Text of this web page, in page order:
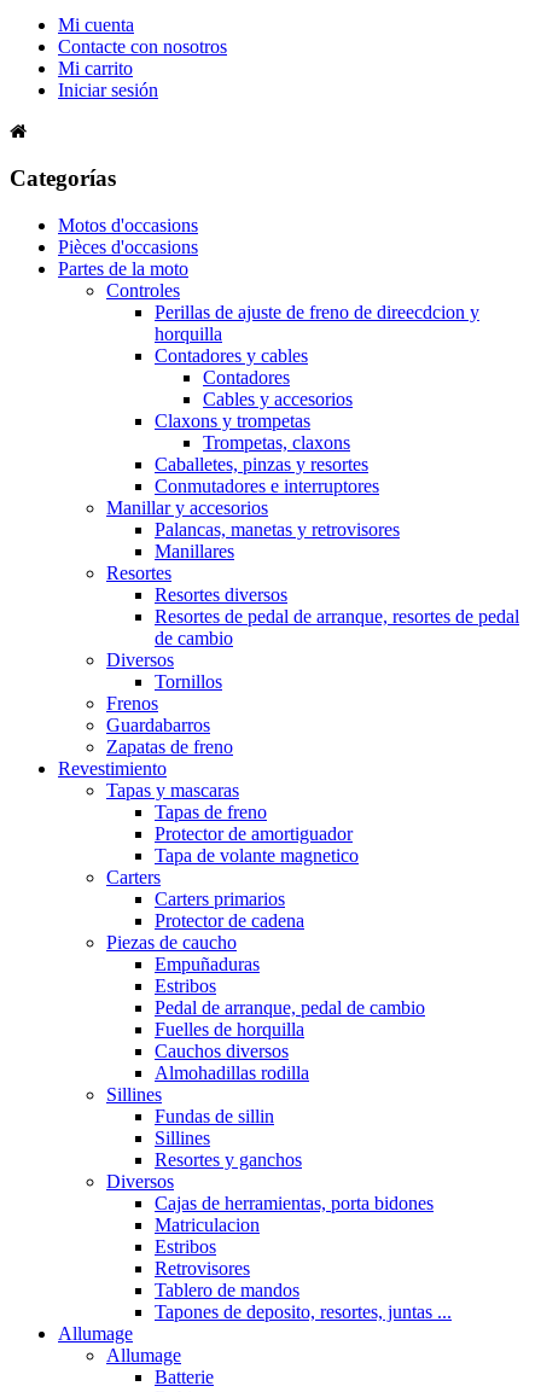
Mi cuenta
Contacte con nosotros
Mi carrito
Iniciar sesión
Categorías
Motos d'occasions
Pièces d'occasions
Partes de la moto
Controles
Perillas de ajuste de freno de direecdcion y
horquilla
Contadores y cables
Contadores
Cables y accesorios
Claxons y trompetas
Trompetas, claxons
Caballetes, pinzas y resortes
Conmutadores e interruptores
Manillar y accesorios
Palancas, manetas y retrovisores
Manillares
Resortes
Resortes diversos
Resortes de pedal de arranque, resortes de pedal
de cambio
Diversos
Tornillos
Frenos
Guardabarros
Zapatas de freno
Revestimiento
Tapas y mascaras
Tapas de freno
Protector de amortiguador
Tapa de volante magnetico
Carters
Carters primarios
Protector de cadena
Piezas de caucho
Empuñaduras
Estribos
Pedal de arranque, pedal de cambio
Fuelles de horquilla
Cauchos diversos
Almohadillas rodilla
Sillines
Fundas de sillin
Sillines
Resortes y ganchos
Diversos
Cajas de herramientas, porta bidones
Matriculacion
Estribos
Retrovisores
Tablero de mandos
Tapones de deposito, resortes, juntas ...
Allumage
Allumage
Batterie